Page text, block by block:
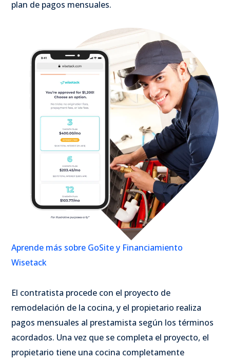
plan de pagos mensuales.
Aprende más sobre GoSite y Financiamiento
Wisetack
El contratista procede con el proyecto de
remodelación de la cocina, y el propietario realiza
pagos mensuales al prestamista según los términos
acordados. Una vez que se completa el proyecto, el
propietario tiene una cocina completamente